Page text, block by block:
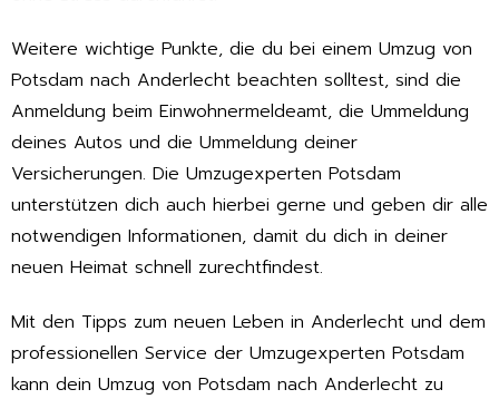
Weitere wichtige Punkte, die du bei einem Umzug von
Potsdam nach Anderlecht beachten solltest, sind die
Anmeldung beim Einwohnermeldeamt, die Ummeldung
deines Autos und die Ummeldung deiner
Versicherungen. Die Umzugexperten Potsdam
unterstützen dich auch hierbei gerne und geben dir alle
notwendigen Informationen, damit du dich in deiner
neuen Heimat schnell zurechtfindest.
Mit den Tipps zum neuen Leben in Anderlecht und dem
professionellen Service der Umzugexperten Potsdam
kann dein Umzug von Potsdam nach Anderlecht zu